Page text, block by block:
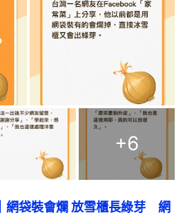
+6
網袋裝會爛 放雪櫃長綠芽　網